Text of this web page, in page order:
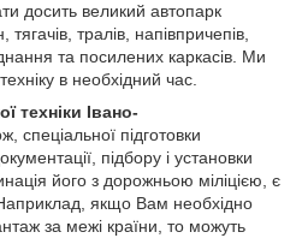
досить великий автопарк
тралів, напівпричепів,
та посилених каркасів. Ми
в необхідний час.
техніки Івано-
спеціальної підготовки
підбору і установки
його з дорожньою міліцією, є
якщо Вам необхідно
за межі країни, то можуть